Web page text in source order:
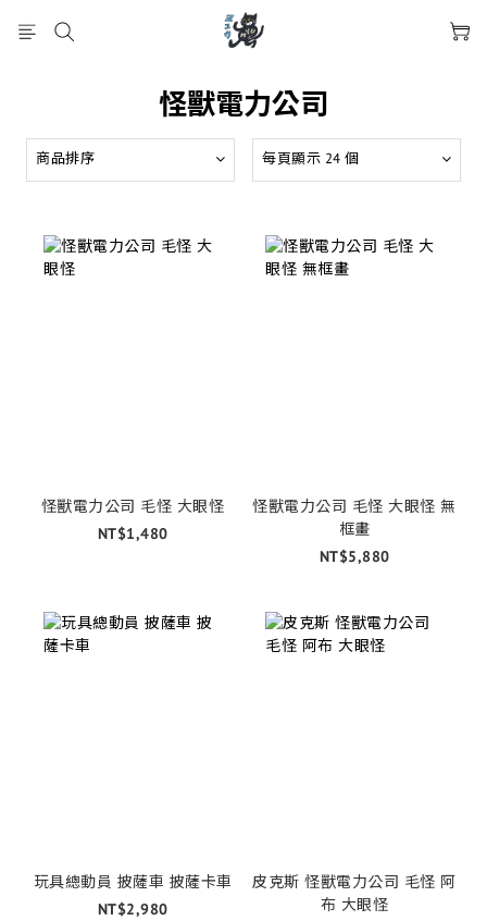
怪獸電力公司
商品排序 每頁顯示 24 個
怪獸電力公司 毛怪 大眼怪
NT$1,480
怪獸電力公司 毛怪 大眼怪 無
框畫
NT$5,880
玩具總動員 披薩車 披薩卡車
NT$2,980
皮克斯 怪獸電力公司 毛怪 阿
布 大眼怪